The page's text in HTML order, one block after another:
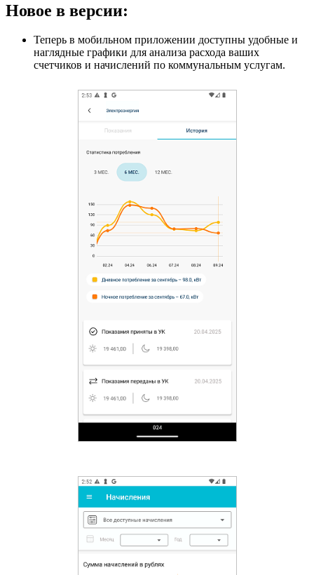
Новое в версии:
Теперь в мобильном приложении доступны удобные и
наглядные графики для анализа расхода ваших
счетчиков и начислений по коммунальным услугам.